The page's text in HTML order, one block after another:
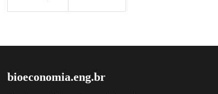
bioeconomia.eng.br